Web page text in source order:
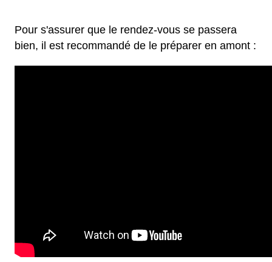
Pour s'assurer que le rendez-vous se passera
bien, il est recommandé de le préparer en amont :